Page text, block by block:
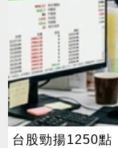
台股勁揚1250點